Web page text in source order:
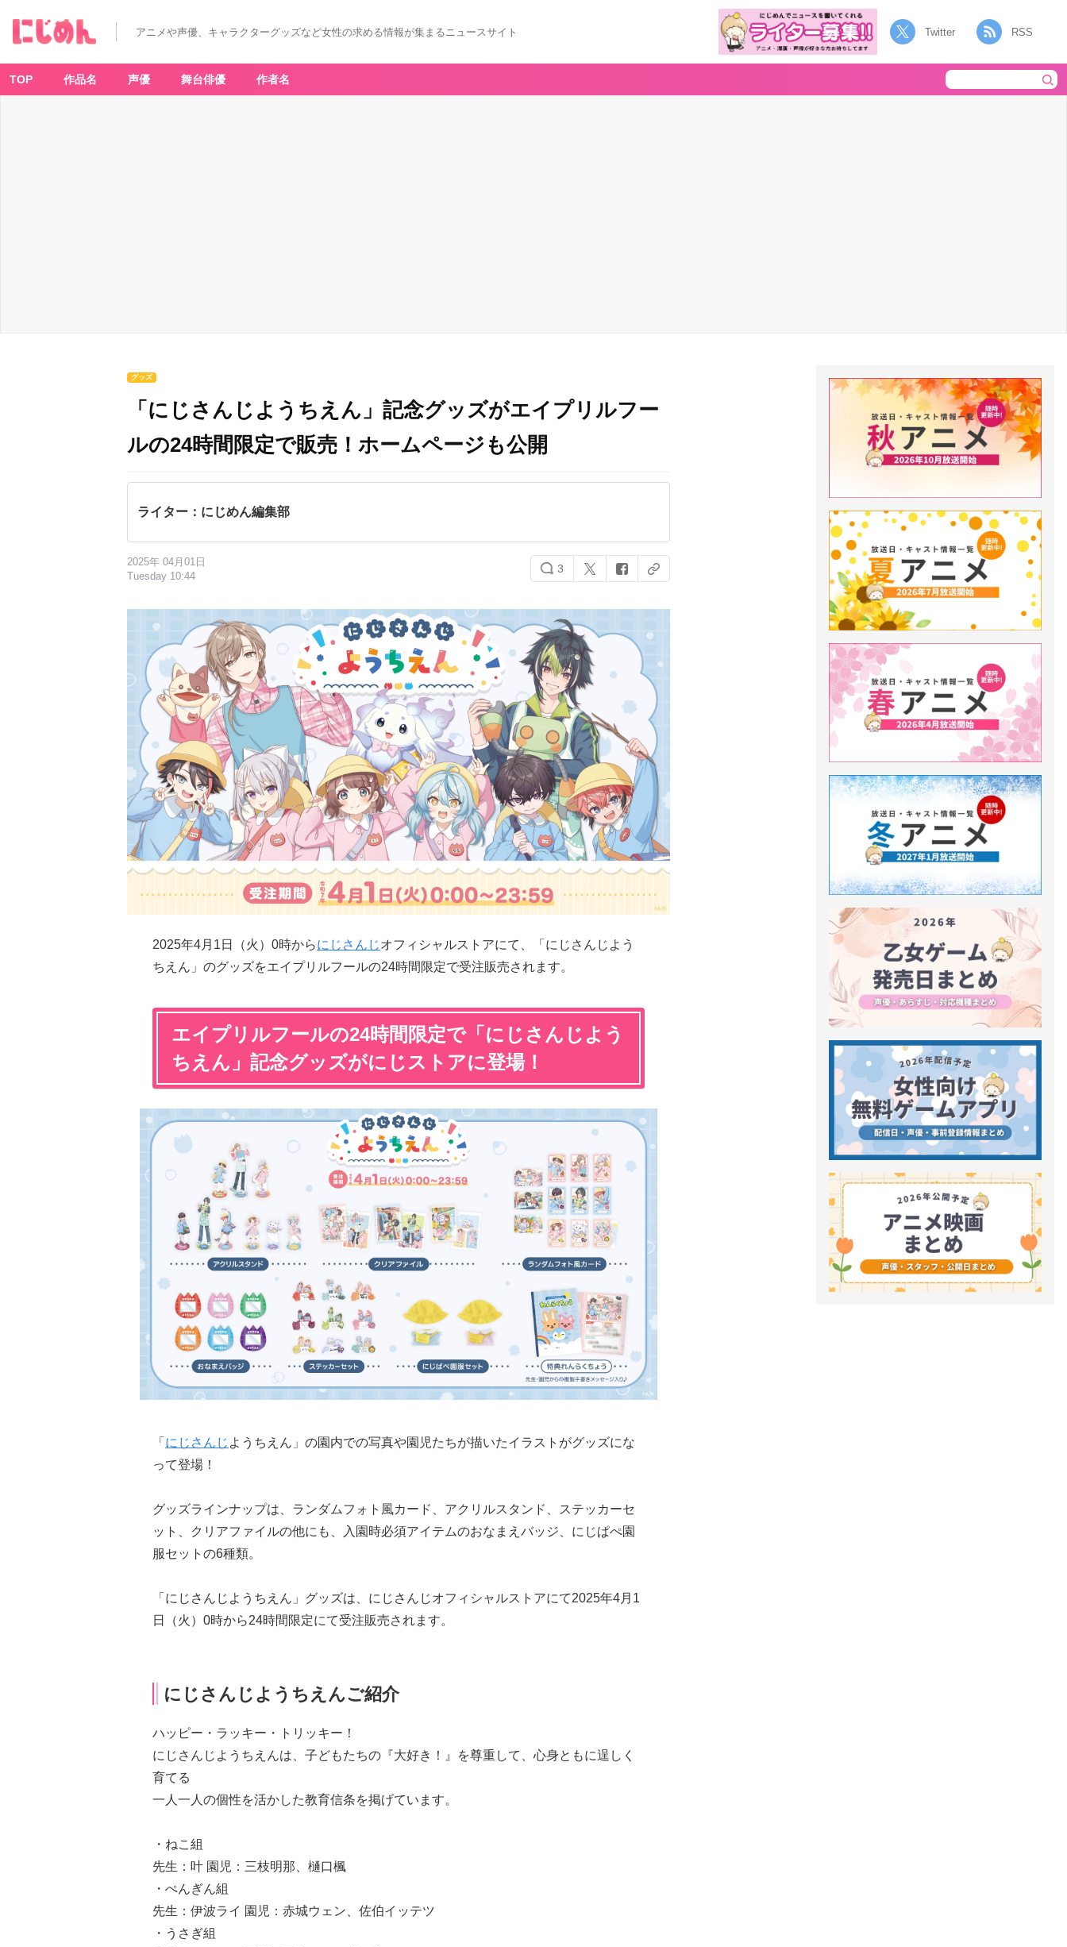
アニメや声優、キャラクターグッズなど女性の求める情報が集まるニュースサイト Twitter RSS
TOP 作品名 声優 舞台俳優 作者名
グッズ
「にじさんじようちえん」記念グッズがエイプリルフー
ルの24時間限定で販売！ホームページも公開
ライター：にじめん編集部
2025年 04月01日
Tuesday 10:44
3
2025年4月1日（火）0時からにじさんじオフィシャルストアにて、「にじさんじよう
ちえん」のグッズをエイプリルフールの24時間限定で受注販売されます。
エイプリルフールの24時間限定で「にじさんじよう
ちえん」記念グッズがにじストアに登場！
「 にじさんじ ようちえん」の園内での写真や園児たちが描いたイラストがグッズにな
って登場！
グッズラインナップは、ランダムフォト風カード、アクリルスタンド、ステッカーセ
ット、クリアファイルの他にも、入園時必須アイテムのおなまえバッジ、にじぱぺ園
服セットの6種類。
「にじさんじようちえん」グッズは、にじさんじオフィシャルストアにて2025年4月1
日（火）0時から24時間限定にて受注販売されます。
にじさんじようちえんご紹介
ハッピー・ラッキー・トリッキー！
にじさんじようちえんは、子どもたちの『大好き！』を尊重して、心身ともに逞しく
育てる
一人一人の個性を活かした教育信条を掲げています。
・ねこ組
先生：叶 園児：三枝明那、樋口楓
・ぺんぎん組
先生：伊波ライ 園児：赤城ウェン、佐伯イッテツ
・うさぎ組